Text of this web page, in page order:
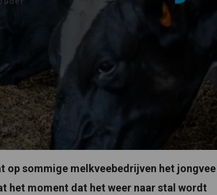
sommige melkveebedrijven het
het moment dat het weer naar stal wordt